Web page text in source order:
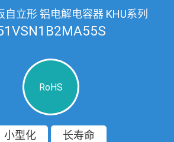
立形 铝电解电容器 KHU系列
RoHS
小型化 长寿命